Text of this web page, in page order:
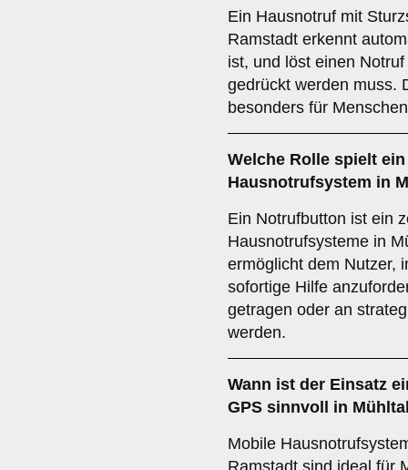
Ein Hausnotruf mit
Ramstadt erkennt
ist, und löst einen
gedrückt werden muss.
besonders für
Welche Rolle spielt
Hausnotrufsystem in
Ein Notrufbutton ist ein
Hausnotrufsysteme in
ermöglicht dem Nutzer,
sofortige Hilfe
getragen oder an
werden.
Wann ist der Einsatz
GPS sinnvoll in
Mobile
Ramstadt sind ideal für